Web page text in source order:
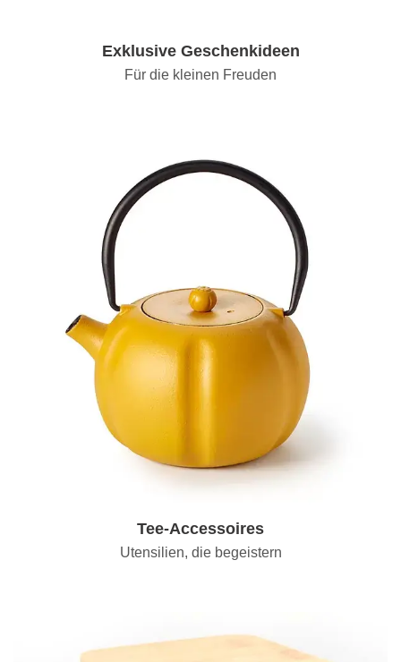
Exklusive Geschenkideen
Für die kleinen Freuden
Tee-Accessoires
Utensilien, die begeistern